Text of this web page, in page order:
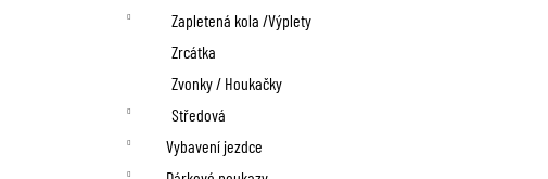
Zapletená kola /Výplety
Zrcátka
Zvonky / Houkačky
Středová
Vybavení jezdce